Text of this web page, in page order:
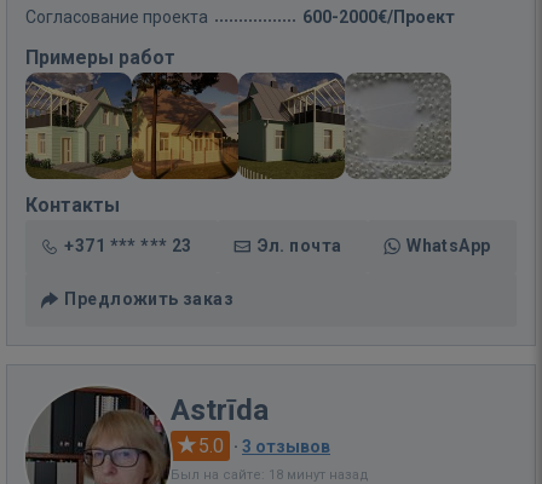
Согласование проекта 600-2000€/Проект
Примеры работ
Контакты
+371 *** *** 23 Эл. почта WhatsApp
Предложить заказ
Astrīda
5.0 · 3 отзывов
Был на сайте: 18 минут назад